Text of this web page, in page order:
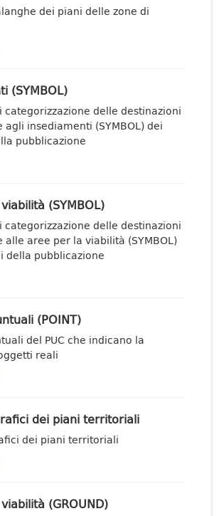
dei piani delle zone di
(SYMBOL)
categorizzazione delle destinazioni
insediamenti (SYMBOL) dei
pubblicazione
(SYMBOL)
categorizzazione delle destinazioni
aree per la viabilità (SYMBOL)
della pubblicazione
(POINT)
del PUC che indicano la
reali
dei piani territoriali
dei piani territoriali
(GROUND)